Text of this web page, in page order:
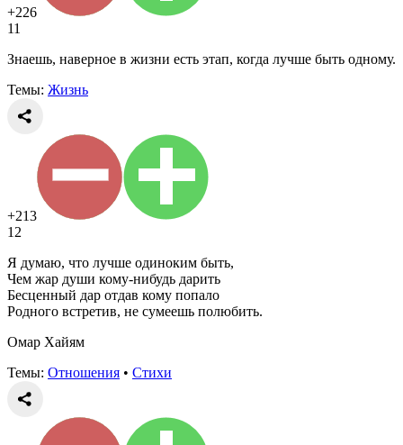
+226
11
Знаешь, наверное в жизни есть этап, когда лучше быть одному.
Темы: Жизнь
+213
12
Я думаю, что лучше одиноким быть,
Чем жар души кому-нибудь дарить
Бесценный дар отдав кому попало
Родного встретив, не сумеешь полюбить.
Омар Хайям
Темы: Отношения • Стихи